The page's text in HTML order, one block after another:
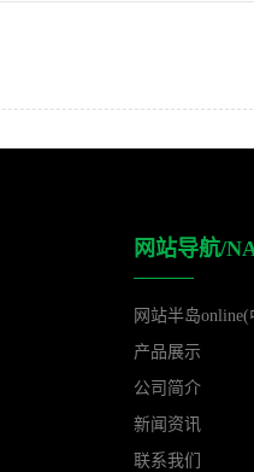
网站导航/
网站半岛online(
产品展示
公司简介
新闻资讯
联系我们